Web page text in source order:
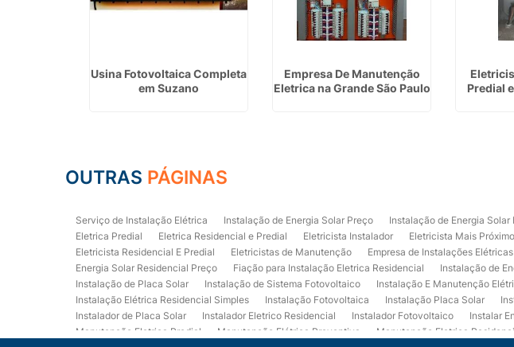
Usina Fotovoltaica Completa
em Suzano
Empresa De Manutenção
Eletrica na Grande São Paulo
Predial
OUTRAS PÁGINAS
Serviço de Instalação Elétrica Instalação de Energia Solar Preço Instalação de Energia
Eletrica Predial
Eletrica Residencial e Predial Eletricista Instalador Eletricista Mais Próximo
Eletricista Residencial E Predial
Eletricistas de Manutenção Empresa de Instalações Elétricas
Energia Solar Residencial Preço
Fiação para Instalação Eletrica Residencial Instalação de
Instalação de Placa Solar
Instalação de Sistema Fotovoltaico Instalação E Manutenção
Instalação Elétrica Residencial Simples
Instalação Fotovoltaica Instalação Placa Solar
Instalador de Placa Solar
Instalador Eletrico Residencial Instalador Fotovoltaico Instalar
Manutenção Eletrica Predial
Manutenção Elétrica Preventiva Manutenção Eletrica